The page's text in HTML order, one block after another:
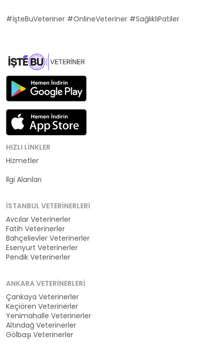
#İşteBuVeteriner #OnlineVeteriner #SağlıklıPatiler
HIZLI LINKLER
Hizmetler
İlgi Alanları
İSTANBUL VETERINERLERI
Avcılar Veterinerler
Fatih Veterinerler
Bahçelievler Veterinerler
Esenyurt Veterinerler
Pendik Veterinerler
ANKARA VETERINERLERI
Çankaya Veterinerler
Keçiören Veterinerler
Yenimahalle Veterinerler
Altındağ Veterinerler
Gölbaşı Veterinerler